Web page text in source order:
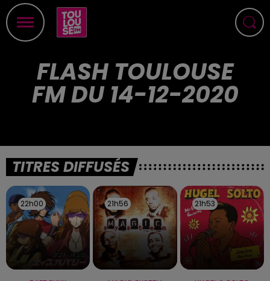
FLASH TOULOUSE
FM DU 14-12-2020
TITRES DIFFUSÉS
22h00
22h00 21h56
21h56 21h53
21h53